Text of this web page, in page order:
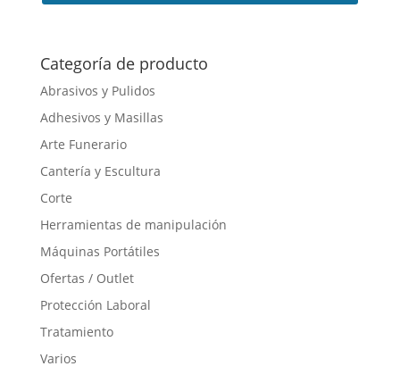
tiene
múltiples
variantes.
Las
opciones
pueden
elegir
en
página
de
producto
Categoría de producto
Abrasivos y Pulidos
Adhesivos y Masillas
Arte Funerario
Cantería y Escultura
Corte
Herramientas de manipulación
Máquinas Portátiles
Ofertas / Outlet
Protección Laboral
Tratamiento
Varios